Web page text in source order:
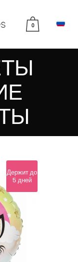
0
Держит до
5 дней